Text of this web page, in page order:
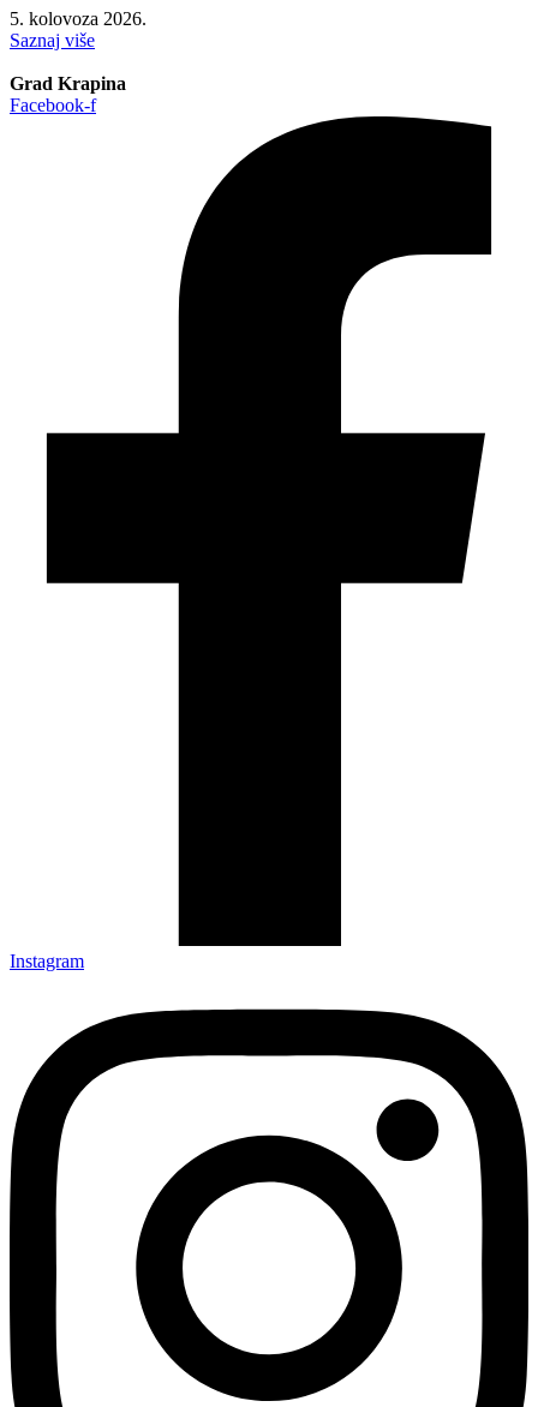
5. kolovoza 2026.
Saznaj više
Grad Krapina
Facebook-f
Instagram